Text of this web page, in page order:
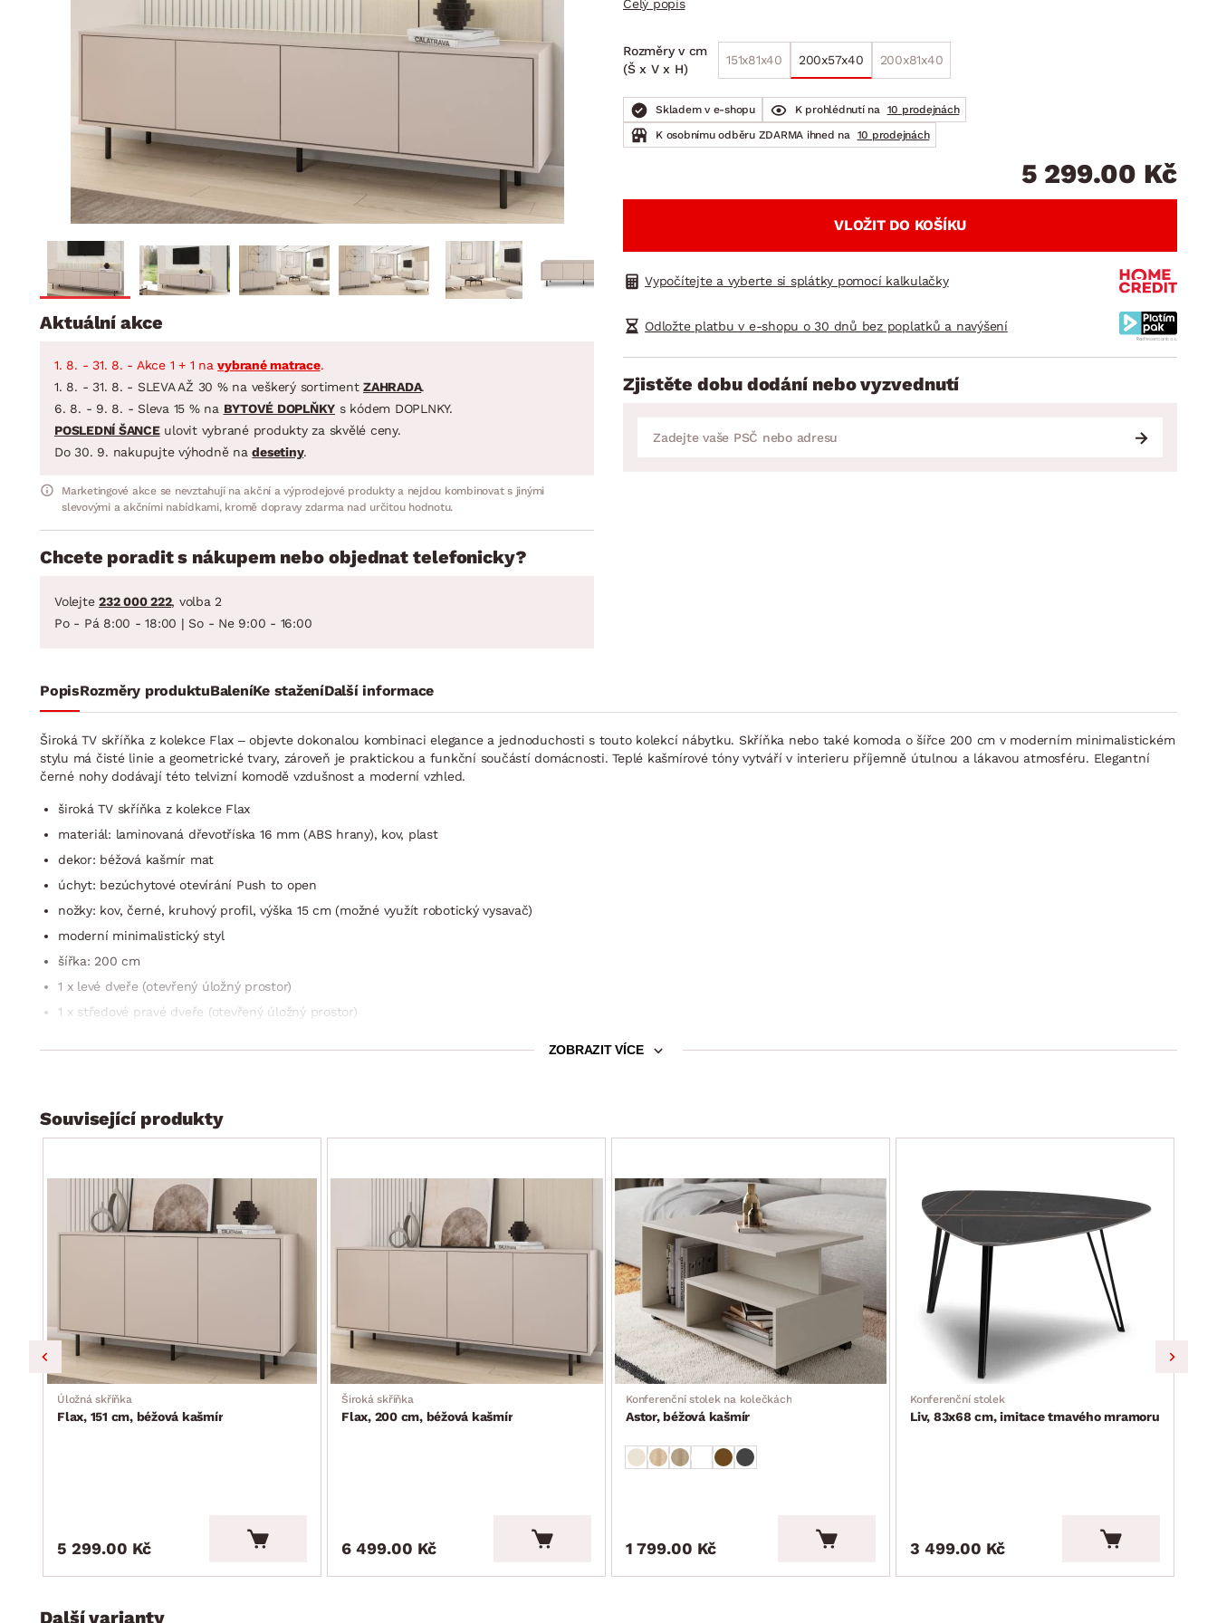
Dětský pokoj
Koupelna
Zahrada
Domácnost
Přikrývky
Závěsy a žaluzie
Zobrazit vše
Jídelní servis
Zobrazit vše
DOMÁCÍ SPOTŘEBIČE
VELIKONOCE
Jídelní sestavy Zahradní sestavy
Celý popis
Rozměry v cm
(Š x V x H)
151x81x40 200x57x40 200x81x40
Skladem v e-shopu K prohlédnutí na 10 prodejnách
K osobnímu odběru ZDARMA ihned na 10 prodejnách
5 299.00 Kč
VLOŽIT DO KOŠÍKU
Vypočítejte a vyberte si splátky pomocí kalkulačky
Odložte platbu v e-shopu o 30 dnů bez poplatků a navýšení
Zjistěte dobu dodání nebo vyzvednutí
Aktuální akce
1. 8. - 31. 8. - Akce 1 + 1 navybrané matrace.
1. 8. - 31. 8. - SLEVA AŽ 30 % na veškerý sortiment ZAHRADA.
6. 8. - 9. 8. - Sleva 15 % na BYTOVÉ DOPLŇKY s kódem DOPLNKY.
POSLEDNÍ ŠANCEulovit vybrané produkty za skvělé ceny.
Do 30. 9. nakupujte výhodně nadesetiny.
Marketingové akce se nevztahují na akční a výprodejové produkty a nejdou kombinovat s jinými
slevovými a akčními nabídkami, kromě dopravy zdarma nad určitou hodnotu.
Chcete poradit s nákupem nebo objednat telefonicky?
Volejte 232 000 222, volba 2
Po - Pá 8:00 - 18:00 | So - Ne 9:00 - 16:00
PopisRozměry produktuBaleníKe staženíDalší informace
Široká TV skříňka z kolekce Flax – objevte dokonalou kombinaci elegance a jednoduchosti s touto kolekcí nábytku. Skříňka nebo také komoda o šířce 200 cm v moderním minimalistickém
stylu má čisté linie a geometrické tvary, zároveň je praktickou a funkční součástí domácnosti. Teplé kašmírové tóny vytváří v interieru příjemně útulnou a lákavou atmosféru. Elegantní
černé nohy dodávají této telvizní komodě vzdušnost a moderní vzhled.
široká TV skříňka z kolekce Flax
materiál: laminovaná dřevotříska 16 mm (ABS hrany), kov, plast
dekor: béžová kašmír mat
úchyt: bezúchytové otevírání Push to open
nožky: kov, černé, kruhový profil, výška 15 cm (možné využít robotický vysavač)
moderní minimalistický styl
šířka: 200 cm
1 x levé dveře (otevřený úložný prostor)
1 x středové pravé dveře (otevřený úložný prostor)
doporučená nosnost horní plochy do 30 kg
využití také jako univerzální úložná skříňka
dodáváno v demontu
ZOBRAZIT VÍCE
Související produkty
Úložná skříňka
Flax, 151 cm, béžová kašmír
5 299.00 Kč
Široká skříňka
Flax, 200 cm, béžová kašmír
6 499.00 Kč
Konferenční stolek na kolečkách
Astor, béžová kašmír
1 799.00 Kč
Konferenční stolek
Liv, 83x68 cm, imitace tmavého mramoru
3 499.00 Kč
Další varianty